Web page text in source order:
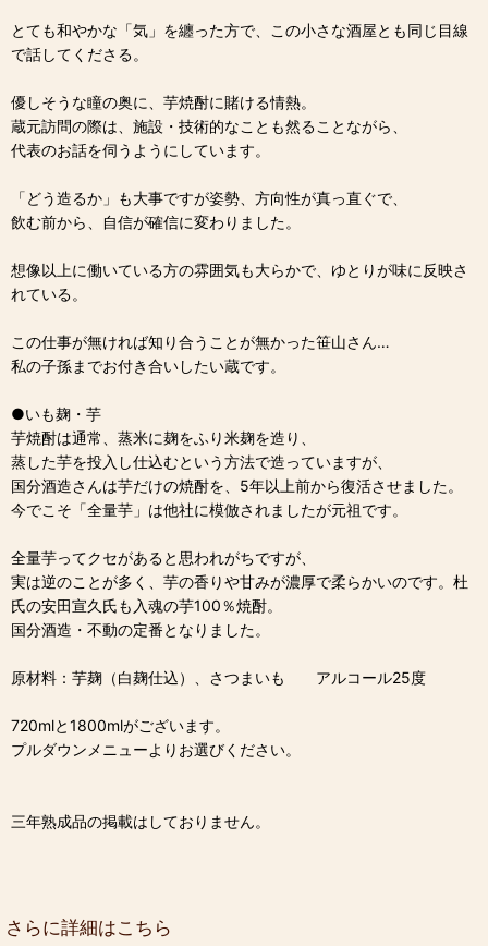
とても和やかな「気」を纏った方で、この小さな酒屋とも同じ目線
で話してくださる。
優しそうな瞳の奥に、芋焼酎に賭ける情熱。
蔵元訪問の際は、施設・技術的なことも然ることながら、
代表のお話を伺うようにしています。
「どう造るか」も大事ですが姿勢、方向性が真っ直ぐで、
飲む前から、自信が確信に変わりました。
想像以上に働いている方の雰囲気も大らかで、ゆとりが味に反映さ
れている。
この仕事が無ければ知り合うことが無かった笹山さん…
私の子孫までお付き合いしたい蔵です。
●いも麹・芋
芋焼酎は通常、蒸米に麹をふり米麹を造り、
蒸した芋を投入し仕込むという方法で造っていますが、
国分酒造さんは芋だけの焼酎を、5年以上前から復活させました。
今でこそ「全量芋」は他社に模倣されましたが元祖です。
全量芋ってクセがあると思われがちですが、
実は逆のことが多く、芋の香りや甘みが濃厚で柔らかいのです。杜
氏の安田宣久氏も入魂の芋100％焼酎。
国分酒造・不動の定番となりました。
原材料：芋麹（白麹仕込）、さつまいも アルコール25度
720mlと1800mlがございます。
プルダウンメニューよりお選びください。
三年熟成品の掲載はしておりません。
さらに詳細はこちら